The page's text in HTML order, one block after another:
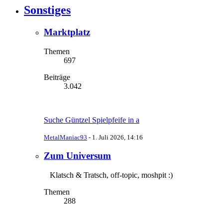
Sonstiges
Marktplatz
Themen
697
Beiträge
3.042
Suche Güntzel Spielpfeife in a
MetalManiac93 - 1. Juli 2026, 14:16
Zum Universum
Klatsch & Tratsch, off-topic, moshpit :)
Themen
288